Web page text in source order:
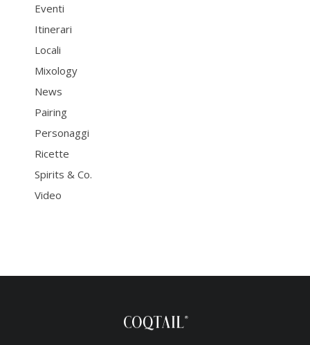
Eventi
Itinerari
Locali
Mixology
News
Pairing
Personaggi
Ricette
Spirits & Co.
Video